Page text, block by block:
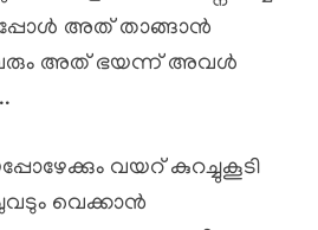
അത് താങ്ങാൻ
വരും അത് ഭയന്ന് അവൾ
വയറ് കുറച്ചുകൂടി
വെക്കാൻ